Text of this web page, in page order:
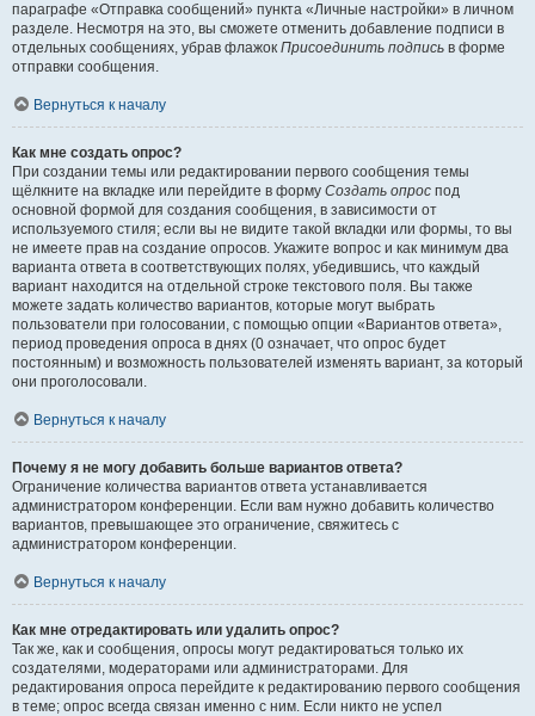
параграфе «Отправка сообщений» пункта «Личные настройки» в личном
разделе. Несмотря на это, вы сможете отменить добавление подписи в
отдельных сообщениях, убрав флажок Присоединить подпись в форме
отправки сообщения.
Вернуться к началу
Как мне создать опрос?
При создании темы или редактировании первого сообщения темы
щёлкните на вкладке или перейдите в форму Создать опрос под
основной формой для создания сообщения, в зависимости от
используемого стиля; если вы не видите такой вкладки или формы, то вы
не имеете прав на создание опросов. Укажите вопрос и как минимум два
варианта ответа в соответствующих полях, убедившись, что каждый
вариант находится на отдельной строке текстового поля. Вы также
можете задать количество вариантов, которые могут выбрать
пользователи при голосовании, с помощью опции «Вариантов ответа»,
период проведения опроса в днях (0 означает, что опрос будет
постоянным) и возможность пользователей изменять вариант, за который
они проголосовали.
Вернуться к началу
Почему я не могу добавить больше вариантов ответа?
Ограничение количества вариантов ответа устанавливается
администратором конференции. Если вам нужно добавить количество
вариантов, превышающее это ограничение, свяжитесь с
администратором конференции.
Вернуться к началу
Как мне отредактировать или удалить опрос?
Так же, как и сообщения, опросы могут редактироваться только их
создателями, модераторами или администраторами. Для
редактирования опроса перейдите к редактированию первого сообщения
в теме; опрос всегда связан именно с ним. Если никто не успел